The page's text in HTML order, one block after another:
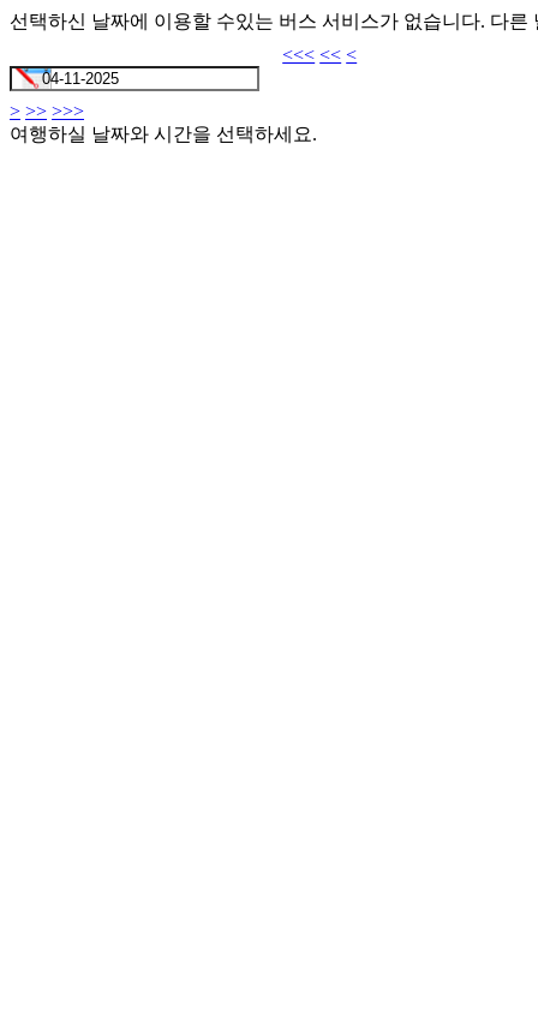
선택하신 날짜에 이용할 수있는 버스 서비스가 없습니다. 다
<<< << <
> >> >>>
여행하실 날짜와 시간을 선택하세요.